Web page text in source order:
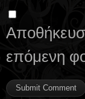
επόμενη